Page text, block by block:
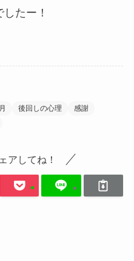
たー！
後回しの心理
感謝
アしてね！